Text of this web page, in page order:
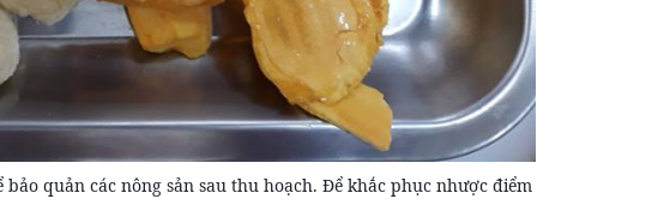
quản các nông sản sau thu hoạch. Để khắc phục nhược điểm